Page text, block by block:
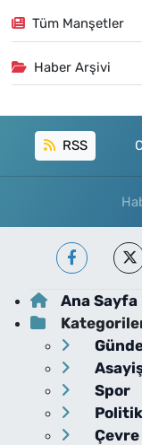
Tüm Manşetler
Haber Arşivi
RSS
Ana Sayfa
Spor
Çevre